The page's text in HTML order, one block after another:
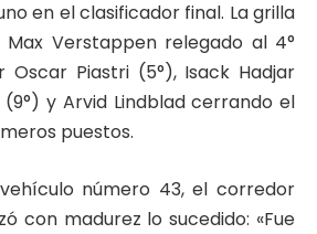
en el clasificador final. La grilla
Verstappen relegado al 4°
Oscar Piastri (5°), Isack Hadjar
(9°) y Arvid Lindblad cerrando el
puestos.
número 43, el corredor
con madurez lo sucedido: «Fue